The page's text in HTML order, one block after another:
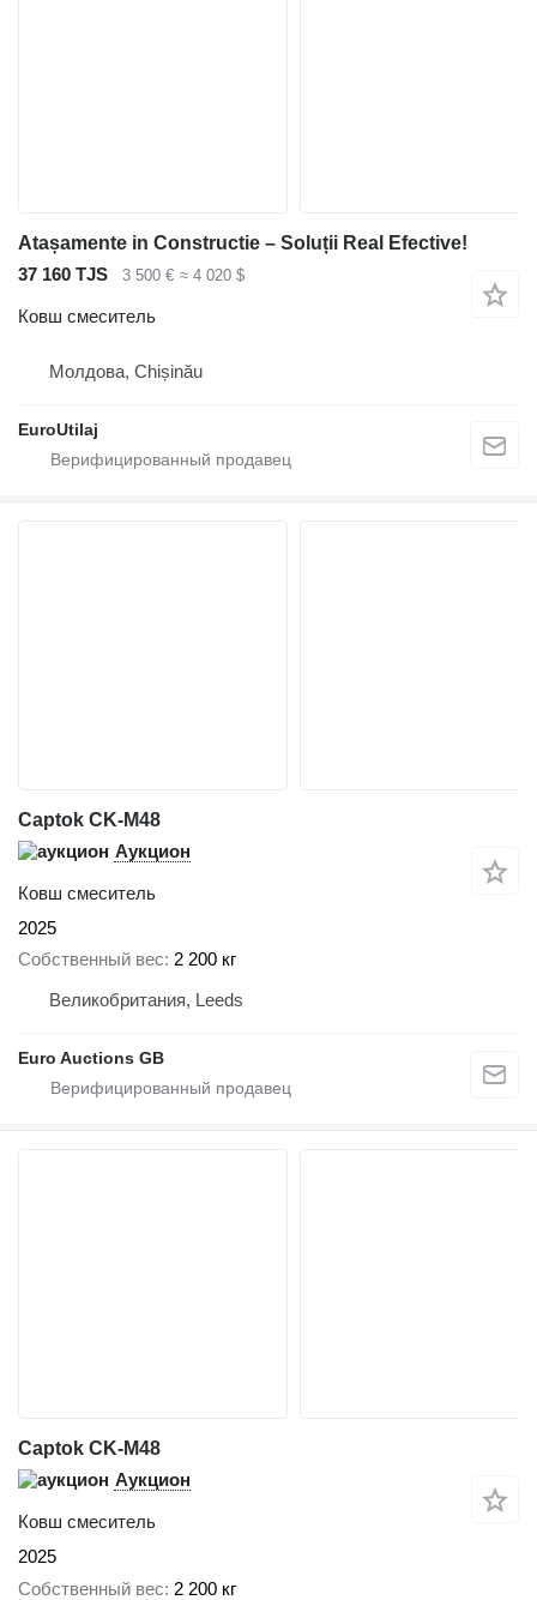
Atașamente in Constructie – Soluții Real Efective!
37 160 TJS
3 500 € ≈ 4 020 $
Ковш смеситель
Молдова, Chișinău
EuroUtilaj
Captok CK-M48
Аукцион
Ковш смеситель
2025
Собственный вес 2 200 кг
Великобритания, Leeds
Euro Auctions GB
Captok CK-M48
Аукцион
Ковш смеситель
2025
Собственный вес 2 200 кг